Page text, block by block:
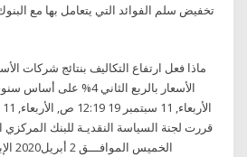
تخفيض سلم الفوائد التي يتعامل بها مع
ماذا فعل ارتفاع التكاليف بنتائج شركات
قررت لجنة السياسة النقديـة للبنك